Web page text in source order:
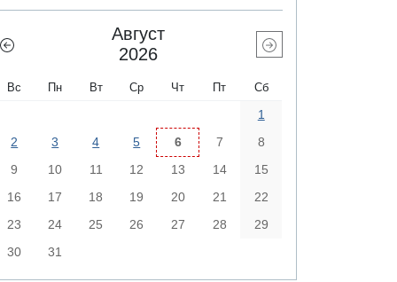
Август
2026
Вс Пн Вт Ср Чт Пт Сб
1
2
3 4 5 6 7
8
9
10 11 12 13 14
15
16
17 18 19 20 21
22
23
24 25 26 27 28
29
30
31